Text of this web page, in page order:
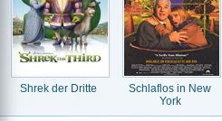
Shrek der Dritte
Schlaflos in New
York